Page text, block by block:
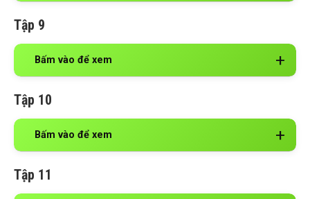
Tập 9
Bấm vào để xem
Tập 10
Bấm vào để xem
Tập 11